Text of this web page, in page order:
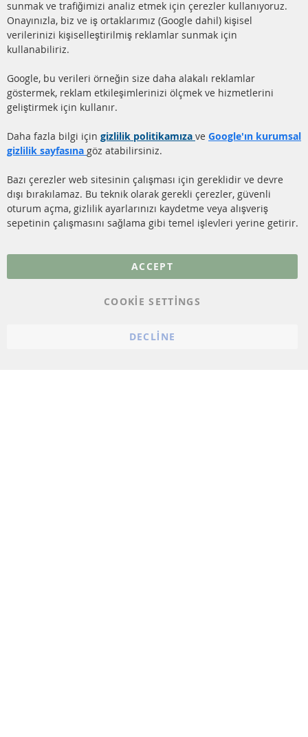
facebook
instagram
HIZLI LİNKLER
(DPF)
DİZEL PARTİKÜL FİLTRESİ
KATALİZÖR (KAT)
SSS
MÜŞTERİ
Hakkımızda
Gönderim ücreti
Daha fazla link
Veri koruma
Genel Çalışma Koşulları
sunmak ve trafiğimizi analiz etmek için çerezler kullanıyoruz.
Onayınızla, biz ve iş ortaklarımız (Google dahil) kişisel
verilerinizi kişiselleştirilmiş reklamlar sunmak için
kullanabiliriz.
Google, bu verileri örneğin size daha alakalı reklamlar
göstermek, reklam etkileşimlerinizi ölçmek ve hizmetlerini
geliştirmek için kullanır.
Daha fazla bilgi için gizlilik politikamıza ve Google'ın kurumsal
gizlilik sayfasına göz atabilirsiniz.
Bazı çerezler web sitesinin çalışması için gereklidir ve devre
dışı bırakılamaz. Bu teknik olarak gerekli çerezler, güvenli
oturum açma, gizlilik ayarlarınızı kaydetme veya alışveriş
sepetinin çalışmasını sağlama gibi temel işlevleri yerine getirir.
ACCEPT
COOKIE SETTINGS
DECLINE